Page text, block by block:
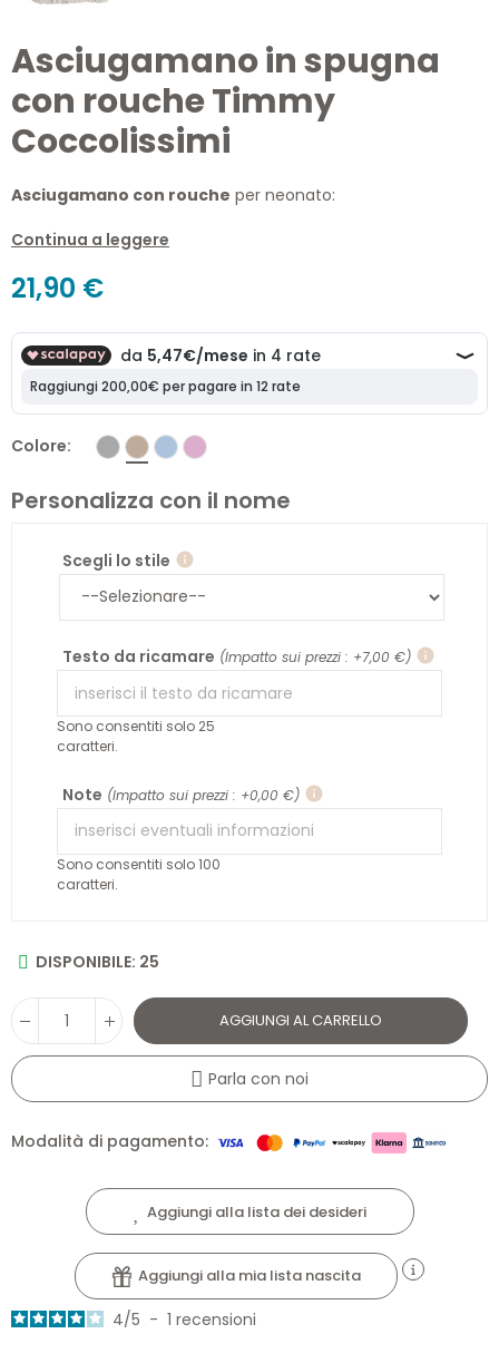
Asciugamano in spugna
con rouche Timmy
Coccolissimi
Asciugamano con rouche per neonato:
Realizzato in spugna 100% cotone
Made in Italy
Continua a leggere
21,90 €
Colore
Personalizza con il nome
Scegli lo stile info
Testo da ricamare (Impatto sui prezzi : +7,00 €) info
Sono consentiti solo 25
caratteri.
Note (Impatto sui prezzi : +0,00 €) info
Sono consentiti solo 100
caratteri.
DISPONIBILE: 25
AGGIUNGI AL CARRELLO
Parla con noi
Modalità di pagamento:
Aggiungi alla lista dei desideri
Aggiungi alla mia lista nascita
4/5 - 1 recensioni